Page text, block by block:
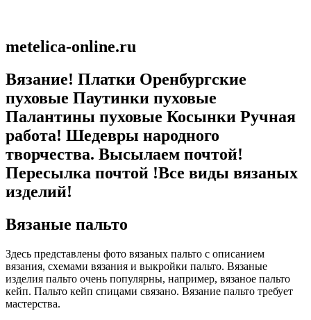
metelica-online.ru
Вязание! Платки Оренбургские
пуховые Паутинки пуховые
Палантины пуховые Косынки Ручная
работа! Шедевры народного
творчества. Высылаем почтой!
Пересылка почтой !Все виды вязаных
изделий!
Вязаные пальто
Здесь представлены фото вязаных пальто с описанием
вязания, схемами вязания и выкройки пальто. Вязаные
изделия пальто очень популярны, например, вязаное пальто
кейп. Пальто кейп спицами связано. Вязание пальто требует
мастерства.